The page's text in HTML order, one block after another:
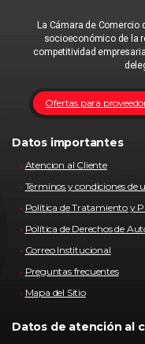
La Cámara de Comercio
socioeconómico de la
competitividad
Ofertas para
Datos importantes
Atencion al Cliente
Términos y condiciones de
Política de Tratamiento y
Política de Derechos de
Correo Institucional
Preguntas frecuentes
Mapa del Sitio
Datos de atención al